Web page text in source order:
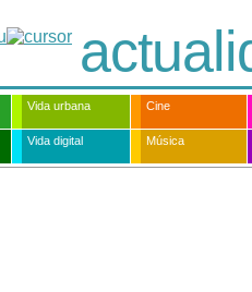
Vida urbana Cine
Vida digital Música